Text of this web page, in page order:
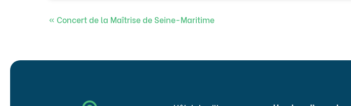
« Concert de la Maîtrise de Seine-Maritime